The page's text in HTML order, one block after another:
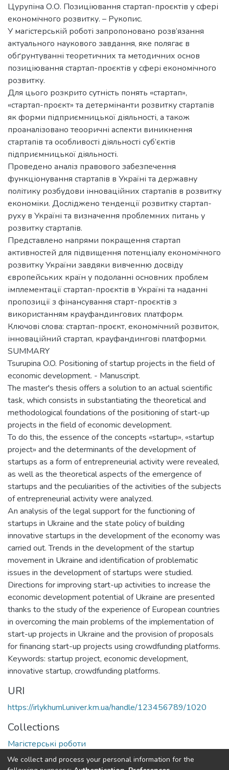
Цурупіна О.О. Позиціювання стартап-проєктів у сфері
економічного розвитку. – Рукопис.
У магістерській роботі запропоновано розв’язання
актуального наукового завдання, яке полягає в
обґрунтуванні теоретичних та методичних основ
позиціювання стартап-проєктів у сфері економічного
розвитку.
Для цього розкрито сутність понять «стартап»,
«стартап-проєкт» та детермінанти розвитку стартапів
як форми підприємницької діяльності, а також
проаналізовано теооричні аспекти виникнення
стартапів та особливості діяльності суб’єктів
підприємницької діяльності.
Проведено аналіз правового забезпечення
функціонування стартапів в Україні та державну
політику розбудови інноваційних стартапів в розвитку
економіки. Досліджено тенденції розвитку стартап-
руху в Україні та визначення проблемних питань у
розвитку стартапів.
Представлено напрями покращення стартап
активностей для підвищення потенціалу економічного
розвитку України завдяки вивченню досвіду
європейських країн у подоланні основних проблем
імплементації стартап-проєктів в Україні та наданні
пропозиції з фінансування старт-проєктів з
використанням крауфандингових платформ.
Ключові слова: стартап-проєкт, економічний розвиток,
інноваційний стартап, крауфандингові платформи.
SUMMARY
Tsurupina O.O. Positioning of startup projects in the field of
economic development. - Manuscript.
The master's thesis offers a solution to an actual scientific
task, which consists in substantiating the theoretical and
methodological foundations of the positioning of start-up
projects in the field of economic development.
To do this, the essence of the concepts «startup», «startup
project» and the determinants of the development of
startups as a form of entrepreneurial activity were revealed,
as well as the theoretical aspects of the emergence of
startups and the peculiarities of the activities of the subjects
of entrepreneurial activity were analyzed.
An analysis of the legal support for the functioning of
startups in Ukraine and the state policy of building
innovative startups in the development of the economy was
carried out. Trends in the development of the startup
movement in Ukraine and identification of problematic
issues in the development of startups were studied.
Directions for improving start-up activities to increase the
economic development potential of Ukraine are presented
thanks to the study of the experience of European countries
in overcoming the main problems of the implementation of
start-up projects in Ukraine and the provision of proposals
for financing start-up projects using crowdfunding platforms.
Keywords: startup project, economic development,
innovative startup, crowdfunding platforms.
URI
https://irlykhuml.univer.km.ua/handle/123456789/1020
Collections
Магістерські роботи
Full item page
We collect and process your personal information for the